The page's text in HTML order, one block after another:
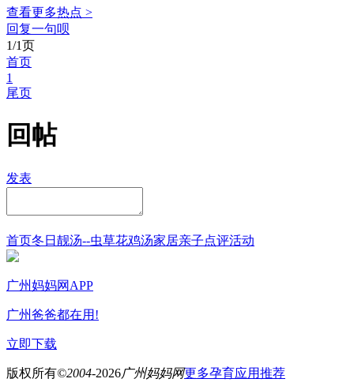
查看更多热点 >
回复一句呗
1/1页
首页
1
尾页
回帖
发表
首页冬日靓汤--虫草花鸡汤家居亲子点评活动
广州妈妈网APP
广州爸爸都在用!
立即下载
版权所有©2004-2026广州妈妈网更多孕育应用推荐